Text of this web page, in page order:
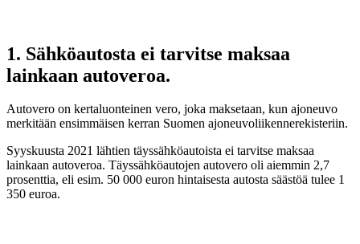
1. Sähköautosta ei tarvitse maksaa
lainkaan autoveroa.
Autovero on kertaluonteinen vero, joka maksetaan, kun ajoneuvo
merkitään ensimmäisen kerran Suomen ajoneuvoliikennerekisteriin.
Syyskuusta 2021 lähtien täyssähköautoista ei tarvitse maksaa
lainkaan autoveroa. Täyssähköautojen autovero oli aiemmin 2,7
prosenttia, eli esim. 50 000 euron hintaisesta autosta säästöä tulee 1
350 euroa.